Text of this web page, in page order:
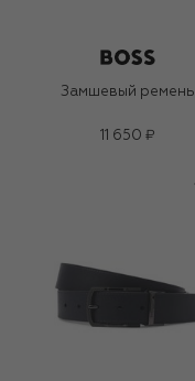
Замшевый ремень
11 650 ₽